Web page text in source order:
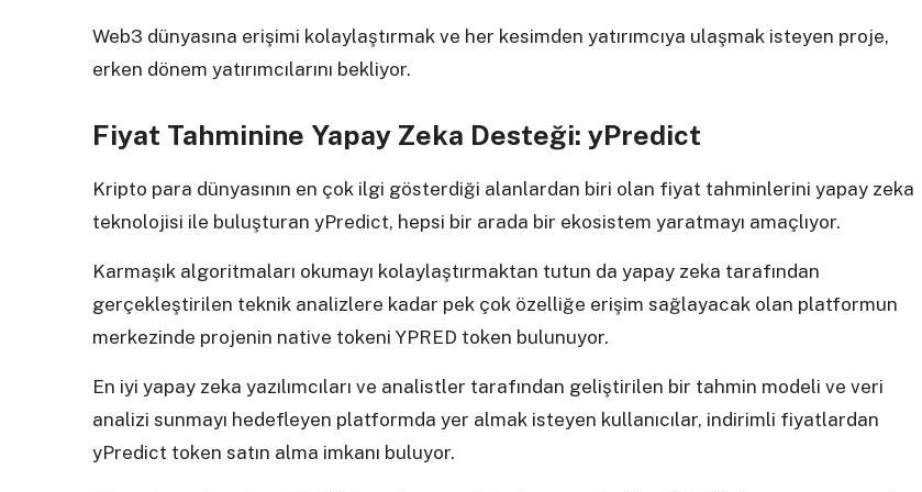
Web3 dünyasına erişimi kolaylaştırmak ve her kesimden yatırımcıya ulaşmak isteyen proje,
erken dönem yatırımcılarını bekliyor.
Fiyat Tahminine Yapay Zeka Desteği: yPredict
Kripto para dünyasının en çok ilgi gösterdiği alanlardan biri olan fiyat tahminlerini yapay zeka
teknolojisi ile buluşturan yPredict, hepsi bir arada bir ekosistem yaratmayı amaçlıyor.
Karmaşık algoritmaları okumayı kolaylaştırmaktan tutun da yapay zeka tarafından
gerçekleştirilen teknik analizlere kadar pek çok özelliğe erişim sağlayacak olan platformun
merkezinde projenin native tokeni YPRED token bulunuyor.
En iyi yapay zeka yazılımcıları ve analistler tarafından geliştirilen bir tahmin modeli ve veri
analizi sunmayı hedefleyen platformda yer almak isteyen kullanıcılar, indirimli fiyatlardan
yPredict token satın alma imkanı buluyor.